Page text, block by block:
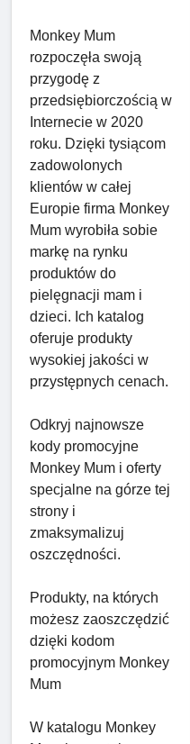
Monkey Mum
rozpoczęła swoją
przygodę z
przedsiębiorczością w
Internecie w 2020
roku. Dzięki tysiącom
zadowolonych
klientów w całej
Europie firma Monkey
Mum wyrobiła sobie
markę na rynku
produktów do
pielęgnacji mam i
dzieci. Ich katalog
oferuje produkty
wysokiej jakości w
przystępnych cenach.
Odkryj najnowsze
kody promocyjne
Monkey Mum i oferty
specjalne na górze tej
strony i
zmaksymalizuj
oszczędności.
Produkty, na których
możesz zaoszczędzić
dzięki kodom
promocyjnym Monkey
Mum
W katalogu Monkey